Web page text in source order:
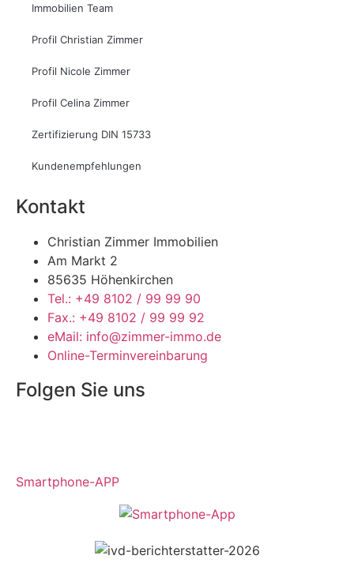
Immobilien Team
Profil Christian Zimmer
Profil Nicole Zimmer
Profil Celina Zimmer
Zertifizierung DIN 15733
Kundenempfehlungen
Kontakt
Christian Zimmer Immobilien
Am Markt 2
85635 Höhenkirchen
Tel.: +49 8102 / 99 99 90
Fax.: +49 8102 / 99 99 92
eMail: info@zimmer-immo.de
Online-Terminvereinbarung
Folgen Sie uns
Smartphone-APP